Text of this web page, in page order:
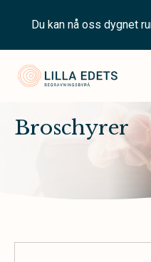
Du kan nå oss dygnet
Broschyrer